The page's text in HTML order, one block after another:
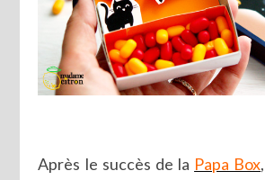
Après le succès de la Papa Box